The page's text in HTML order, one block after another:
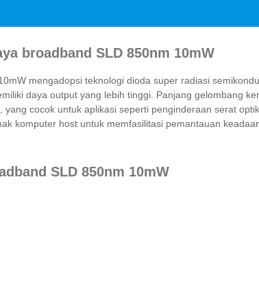
broadband SLD 850nm 10mW
mengadopsi teknologi dioda super radiasi
daya output yang lebih tinggi. Panjang gelombang
cocok untuk aplikasi seperti penginderaan serat
komputer host untuk memfasilitasi pemantauan
SLD 850nm 10mW